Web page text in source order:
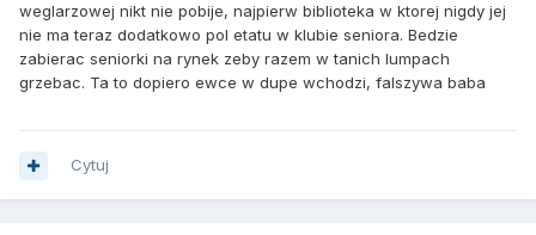
weglarzowej nikt nie pobije, najpierw biblioteka w ktorej nigdy jej
nie ma teraz dodatkowo pol etatu w klubie seniora. Bedzie
zabierac seniorki na rynek zeby razem w tanich lumpach
grzebac. Ta to dopiero ewce w dupe wchodzi, falszywa baba
Cytuj